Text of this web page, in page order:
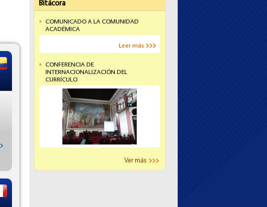
Bitácora
COMUNICADO A LA COMUNIDAD
ACADÉMICA
Leer más
CONFERENCIA DE
INTERNACIONALIZACIÓN DEL
CURRÍCULO
Ver más